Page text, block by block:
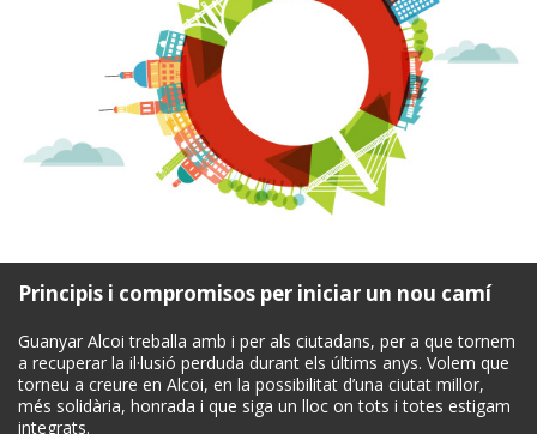
Principis i compromisos per iniciar un nou camí
Guanyar Alcoi treballa amb i per als ciutadans, per a que tornem
a recuperar la il·lusió perduda durant els últims anys. Volem que
torneu a creure en Alcoi, en la possibilitat d’una ciutat millor,
més solidària, honrada i que siga un lloc on tots i totes estigam
integrats.